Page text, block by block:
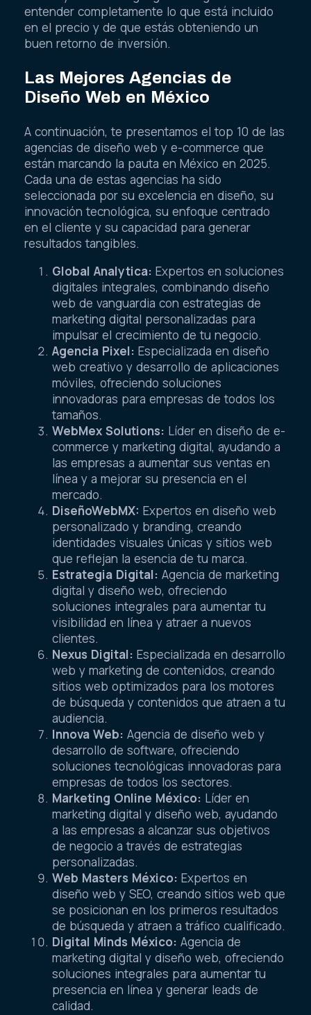
entender completamente lo que está incluido
en el precio y de que estás obteniendo un
buen retorno de inversión.
Las Mejores Agencias de
Diseño Web en México
A continuación, te presentamos el top 10 de las
agencias de diseño web y e-commerce que
están marcando la pauta en México en 2025.
Cada una de estas agencias ha sido
seleccionada por su excelencia en diseño, su
innovación tecnológica, su enfoque centrado
en el cliente y su capacidad para generar
resultados tangibles.
Global Analytica: Expertos en soluciones
digitales integrales, combinando diseño
web de vanguardia con estrategias de
marketing digital personalizadas para
impulsar el crecimiento de tu negocio.
Agencia Pixel: Especializada en diseño
web creativo y desarrollo de aplicaciones
móviles, ofreciendo soluciones
innovadoras para empresas de todos los
tamaños.
WebMex Solutions: Líder en diseño de e-
commerce y marketing digital, ayudando a
las empresas a aumentar sus ventas en
línea y a mejorar su presencia en el
mercado.
DiseñoWebMX: Expertos en diseño web
personalizado y branding, creando
identidades visuales únicas y sitios web
que reflejan la esencia de tu marca.
Estrategia Digital: Agencia de marketing
digital y diseño web, ofreciendo
soluciones integrales para aumentar tu
visibilidad en línea y atraer a nuevos
clientes.
Nexus Digital: Especializada en desarrollo
web y marketing de contenidos, creando
sitios web optimizados para los motores
de búsqueda y contenidos que atraen a tu
audiencia.
Innova Web: Agencia de diseño web y
desarrollo de software, ofreciendo
soluciones tecnológicas innovadoras para
empresas de todos los sectores.
Marketing Online México: Líder en
marketing digital y diseño web, ayudando
a las empresas a alcanzar sus objetivos
de negocio a través de estrategias
personalizadas.
Web Masters México: Expertos en
diseño web y SEO, creando sitios web que
se posicionan en los primeros resultados
de búsqueda y atraen a tráfico cualificado.
Digital Minds México: Agencia de
marketing digital y diseño web, ofreciendo
soluciones integrales para aumentar tu
presencia en línea y generar leads de
calidad.